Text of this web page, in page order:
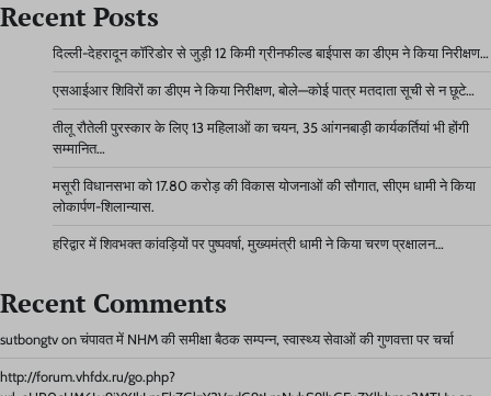
Recent Posts
दिल्ली-देहरादून कॉरिडोर से जुड़ी 12 किमी ग्रीनफील्ड बाईपास का डीएम ने किया निरीक्षण…
एसआईआर शिविरों का डीएम ने किया निरीक्षण, बोले—कोई पात्र मतदाता सूची से न छूटे…
तीलू रौतेली पुरस्कार के लिए 13 महिलाओं का चयन, 35 आंगनबाड़ी कार्यकर्तियां भी होंगी
सम्मानित…
मसूरी विधानसभा को 17.80 करोड़ की विकास योजनाओं की सौगात, सीएम धामी ने किया
लोकार्पण-शिलान्यास.
हरिद्वार में शिवभक्त कांवड़ियों पर पुष्पवर्षा, मुख्यमंत्री धामी ने किया चरण प्रक्षालन…
Recent Comments
sutbongtv on चंपावत में NHM की समीक्षा बैठक सम्पन्न, स्वास्थ्य सेवाओं की गुणवत्ता पर चर्चा
http://forum.vhfdx.ru/go.php?